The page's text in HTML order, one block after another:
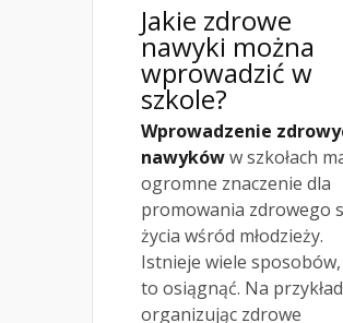
Jakie zdrowe
nawyki można
wprowadzić w
szkole?
Wprowadzenie
nawykóww szkołach
ogromne znaczenie dla
promowania zdrowego
życia wśród młodzieży.
Istnieje wiele
to osiągnąć. Na
organizując zdrowe